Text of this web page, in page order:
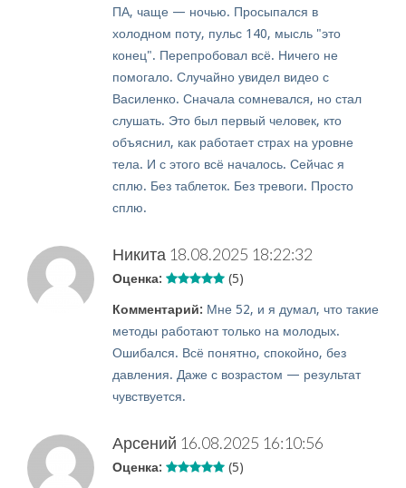
ПА, чаще — ночью. Просыпался в
холодном поту, пульс 140, мысль "это
конец". Перепробовал всё. Ничего не
помогало. Случайно увидел видео с
Василенко. Сначала сомневался, но стал
слушать. Это был первый человек, кто
объяснил, как работает страх на уровне
тела. И с этого всё началось. Сейчас я
сплю. Без таблеток. Без тревоги. Просто
сплю.
Никита 18.08.2025 18:22:32
Оценка: (5)
Комментарий: Мне 52, и я думал, что такие
методы работают только на молодых.
Ошибался. Всё понятно, спокойно, без
давления. Даже с возрастом — результат
чувствуется.
Арсений 16.08.2025 16:10:56
Оценка: (5)